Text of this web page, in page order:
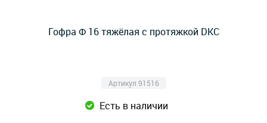
Гофра Ф 16 тяжёлая с протяжкой DKC
Артикул 91516
Есть в наличии